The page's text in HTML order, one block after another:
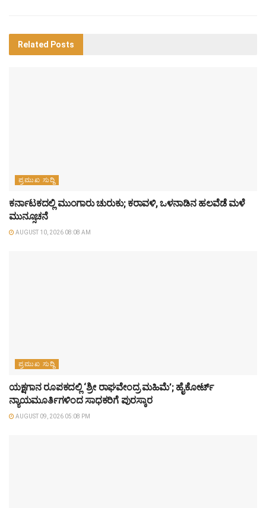
Related Posts
ಪ್ರಮುಖ ಸುದ್ದಿ
ಕರ್ನಾಟಕದಲ್ಲಿ ಮುಂಗಾರು ಚುರುಕು; ಕರಾವಳಿ, ಒಳನಾಡಿನ ಹಲವೆಡೆ ಮಳೆ
ಮುನ್ಸೂಚನೆ
AUGUST 10, 2026 08:08 AM
ಪ್ರಮುಖ ಸುದ್ದಿ
ಯಕ್ಷಗಾನ ರೂಪಕದಲ್ಲಿ ‘ಶ್ರೀ ರಾಘವೇಂದ್ರ ಮಹಿಮೆ’; ಹೈಕೋರ್ಟ್
ನ್ಯಾಯಮೂರ್ತಿಗಳಿಂದ ಸಾಧಕರಿಗೆ ಪುರಸ್ಕಾರ
AUGUST 09, 2026 05:08 PM